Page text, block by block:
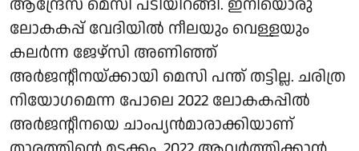
ആന്ദ്രേസ് മെസി പടിയിറങ്ങി. ഇനിയൊരു
ലോകകപ്പ് വേദിയിൽ നീലയും വെള്ളയും
കലർന്ന ജേഴ്‌സി അണിഞ്ഞ്
അർജന്റീനയ്ക്കായി മെസി പന്ത് തട്ടില്ല. ചരിത്ര
നിയോഗമെന്ന പോലെ 2022 ലോകകപ്പിൽ
അർജന്റീനയെ ചാംപ്യൻമാരാക്കിയാണ്